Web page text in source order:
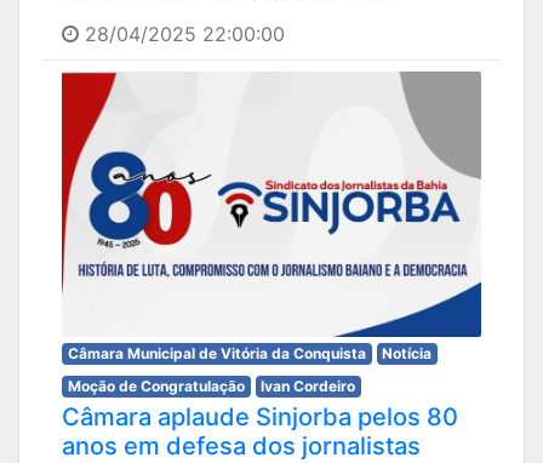
28/04/2025 22:00:00
Câmara Municipal de Vitória da Conquista
Notícia
Moção de Congratulação
Ivan Cordeiro
Câmara aplaude Sinjorba pelos 80
anos em defesa dos jornalistas